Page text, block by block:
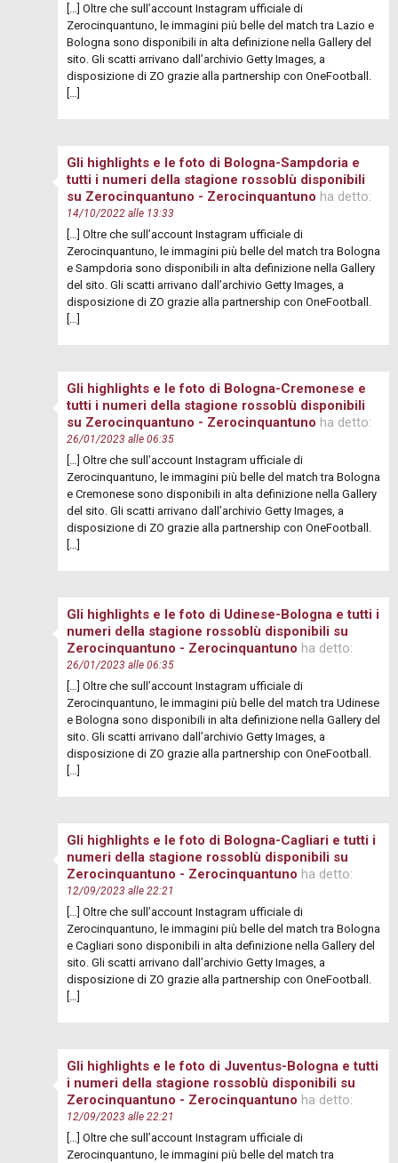
[…] Oltre che sull’account Instagram ufficiale di
Zerocinquantuno, le immagini più belle del match tra Lazio e
Bologna sono disponibili in alta definizione nella Gallery del
sito. Gli scatti arrivano dall’archivio Getty Images, a
disposizione di ZO grazie alla partnership con OneFootball.
Gli highlights e le foto di Bologna-Sampdoria e
tutti i numeri della stagione rossoblù disponibili
su Zerocinquantuno - Zerocinquantuno ha detto:
14/10/2022 alle 13:33
[…] Oltre che sull’account Instagram ufficiale di
Zerocinquantuno, le immagini più belle del match tra Bologna
e Sampdoria sono disponibili in alta definizione nella Gallery
del sito. Gli scatti arrivano dall’archivio Getty Images, a
disposizione di ZO grazie alla partnership con OneFootball.
Gli highlights e le foto di Bologna-Cremonese e
tutti i numeri della stagione rossoblù disponibili
su Zerocinquantuno - Zerocinquantuno ha detto:
26/01/2023 alle 06:35
[…] Oltre che sull’account Instagram ufficiale di
Zerocinquantuno, le immagini più belle del match tra Bologna
e Cremonese sono disponibili in alta definizione nella Gallery
del sito. Gli scatti arrivano dall’archivio Getty Images, a
disposizione di ZO grazie alla partnership con OneFootball.
Gli highlights e le foto di Udinese-Bologna e tutti i
numeri della stagione rossoblù disponibili su
Zerocinquantuno - Zerocinquantuno ha detto:
26/01/2023 alle 06:35
[…] Oltre che sull’account Instagram ufficiale di
Zerocinquantuno, le immagini più belle del match tra Udinese
e Bologna sono disponibili in alta definizione nella Gallery del
sito. Gli scatti arrivano dall’archivio Getty Images, a
disposizione di ZO grazie alla partnership con OneFootball.
Gli highlights e le foto di Bologna-Cagliari e tutti i
numeri della stagione rossoblù disponibili su
Zerocinquantuno - Zerocinquantuno ha detto:
12/09/2023 alle 22:21
[…] Oltre che sull’account Instagram ufficiale di
Zerocinquantuno, le immagini più belle del match tra Bologna
e Cagliari sono disponibili in alta definizione nella Gallery del
sito. Gli scatti arrivano dall’archivio Getty Images, a
disposizione di ZO grazie alla partnership con OneFootball.
Gli highlights e le foto di Juventus-Bologna e tutti
i numeri della stagione rossoblù disponibili su
Zerocinquantuno - Zerocinquantuno ha detto:
12/09/2023 alle 22:21
[…] Oltre che sull’account Instagram ufficiale di
Zerocinquantuno, le immagini più belle del match tra